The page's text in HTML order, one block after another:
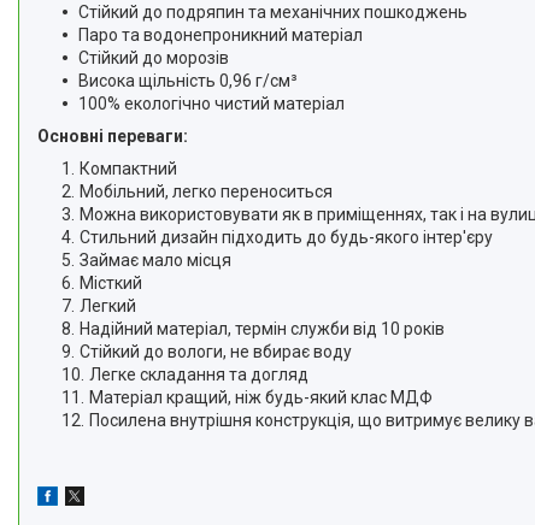
Стійкий до подряпин та механічних пошкоджень
Паро та водонепроникний матеріал
Стійкий до морозів
Висока щільність 0,96 г/см³
100% екологічно чистий матеріал
Основні переваги:
Компактний
Мобільний, легко переноситься
Можна використовувати як в приміщеннях, так і на
Стильний дизайн підходить до будь-якого інтер'єру
Займає мало місця
Місткий
Легкий
Надійний матеріал, термін служби від 10 років
Стійкий до вологи, не вбирає воду
Легке складання та догляд
Матеріал кращий, ніж будь-який клас МДФ
Посилена внутрішня конструкція, що витримує велику